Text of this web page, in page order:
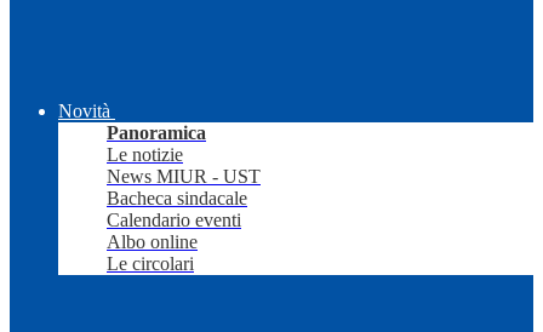
Novità
Panoramica
Le notizie
News MIUR - UST
Bacheca sindacale
Calendario eventi
Albo online
Le circolari